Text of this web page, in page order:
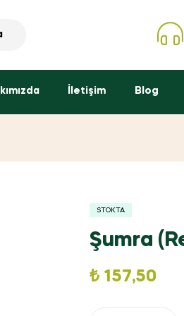
İletişim Blog
STOKTA
Şumra
₺ 157,50